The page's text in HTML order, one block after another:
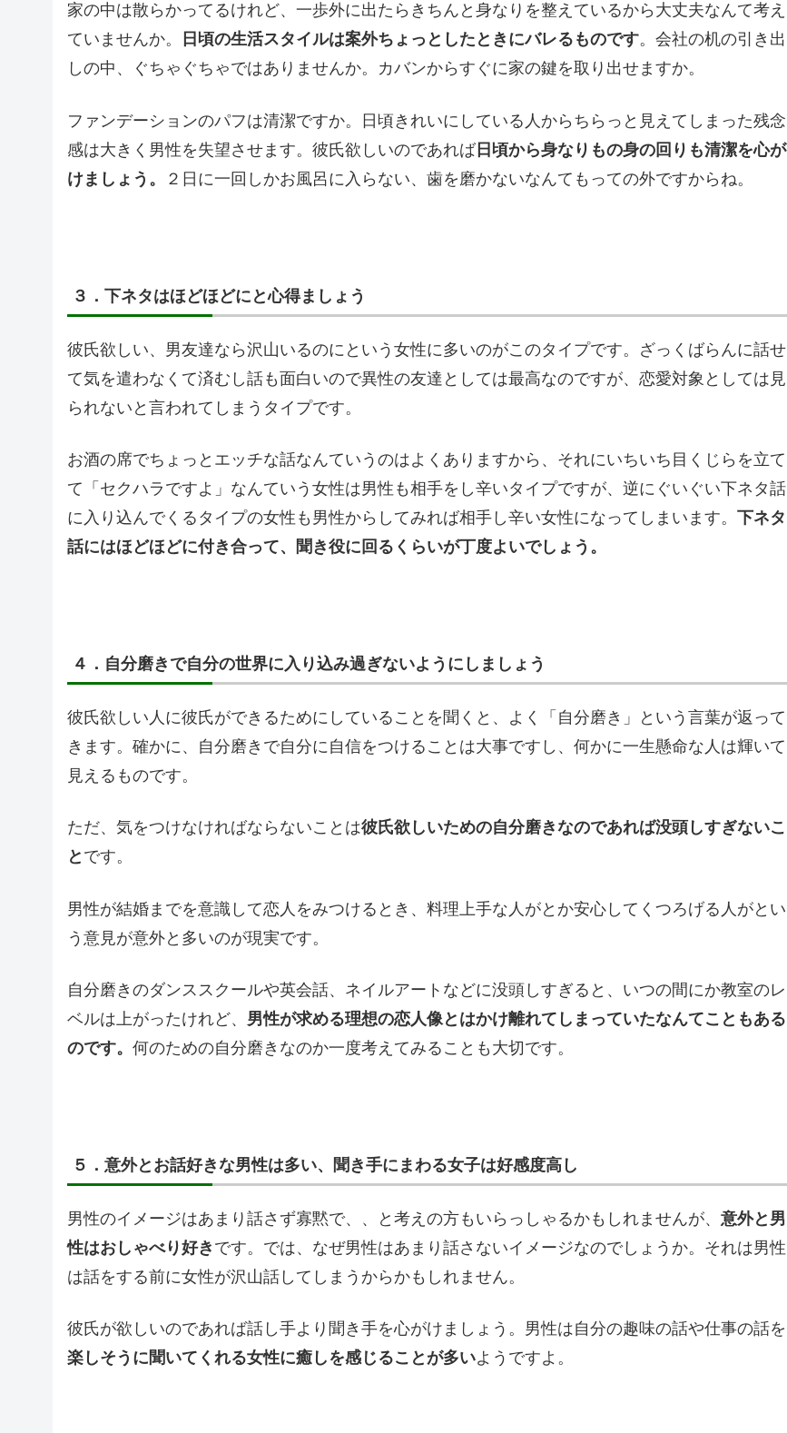
家の中は散らかってるけれど、一歩外に出たらきちんと身なりを整えているから大丈夫なんて考え
ていませんか。
日頃の生活スタイルは案外ちょっとしたときにバレるものです。会社の机の引き出
しの中、ぐちゃぐちゃではありませんか。カバンからすぐに家の鍵を取り出せますか。
ファンデーションのパフは清潔ですか。日頃きれいにしている人からちらっと見えてしまった残念
感は大きく男性を失望させます。彼氏欲しいのであれば日頃から身なりもの身の回りも清潔を心が
けましょう。
２日に一回しかお風呂に入らない、歯を磨かないなんてもっての外ですからね。
３．下ネタはほどほどにと心得ましょう
彼氏欲しい、男友達なら沢山いるのにという女性に多いのがこのタイプです。ざっくばらんに話せ
て気を遣わなくて済むし話も面白いので異性の友達としては最高なのですが、恋愛対象としては見
られないと言われてしまうタイプです。
お酒の席でちょっとエッチな話なんていうのはよくありますから、それにいちいち目くじらを立て
て「セクハラですよ」なんていう女性は男性も相手をし辛いタイプですが、逆にぐいぐい下ネタ話
に入り込んでくるタイプの女性も男性からしてみれば相手し辛い女性になってしまいます。 下ネタ
話にはほどほどに付き合って、聞き役に回るくらいが丁度よいでしょう。
４．自分磨きで自分の世界に入り込み過ぎないようにしましょう
彼氏欲しい人に彼氏ができるためにしていることを聞くと、よく「自分磨き」という言葉が返って
きます。確かに、自分磨きで自分に自信をつけることは大事ですし、何かに一生懸命な人は輝いて
見えるものです。
ただ、気をつけなければならないことは彼氏欲しいための自分磨きなのであれば没頭しすぎないこ
と です。
男性が結婚までを意識して恋人をみつけるとき、料理上手な人がとか安心してくつろげる人がとい
う意見が意外と多いのが現実です。
自分磨きのダンススクールや英会話、ネイルアートなどに没頭しすぎると、いつの間にか教室のレ
ベルは上がったけれど、 男性が求める理想の恋人像とはかけ離れてしまっていたなんてこともある
のです。 何のための自分磨きなのか一度考えてみることも大切です。
５．意外とお話好きな男性は多い、聞き手にまわる女子は好感度高し
男性のイメージはあまり話さず寡黙で、、と考えの方もいらっしゃるかもしれませんが、 意外と男
性はおしゃべり好き です。では、なぜ男性はあまり話さないイメージなのでしょうか。それは男性
は話をする前に女性が沢山話してしまうからかもしれません。
彼氏が欲しいのであれば話し手より聞き手を心がけましょう。男性は自分の趣味の話や仕事の話を
楽しそうに聞いてくれる女性に癒しを感じることが多いようですよ。